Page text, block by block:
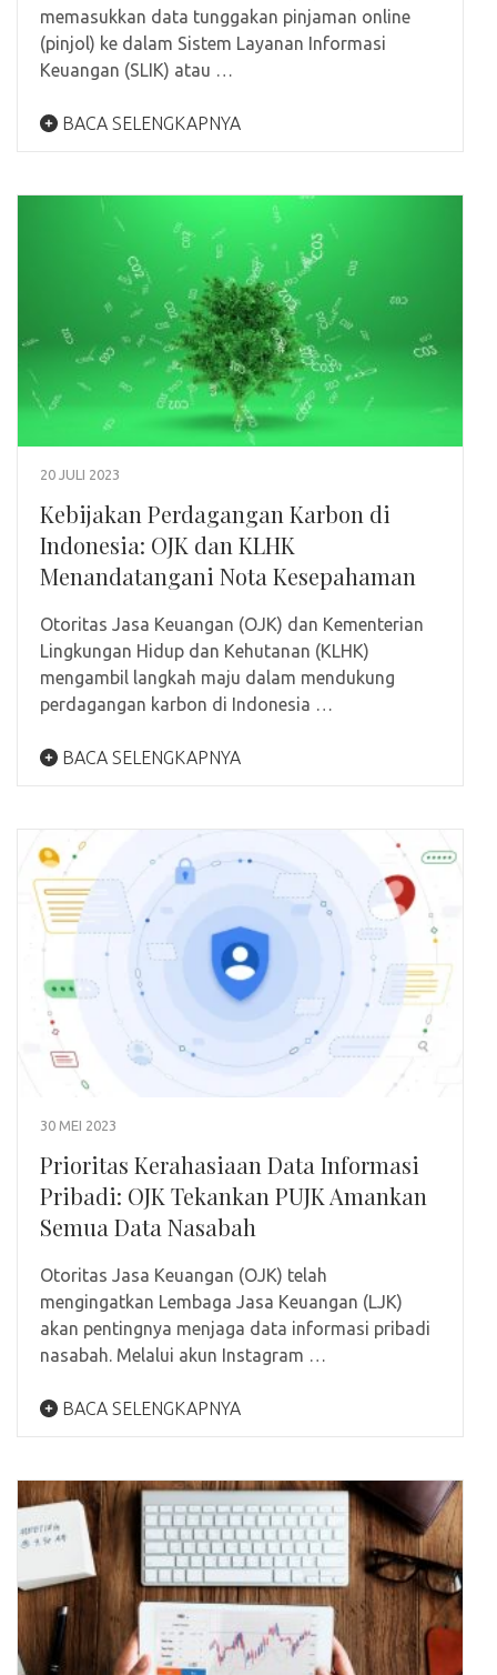
memasukkan data tunggakan pinjaman online
(pinjol) ke dalam Sistem Layanan Informasi
Keuangan (SLIK) atau …
BACA SELENGKAPNYA
20 JULI 2023
Kebijakan Perdagangan Karbon di
Indonesia: OJK dan KLHK
Menandatangani Nota Kesepahaman
Otoritas Jasa Keuangan (OJK) dan Kementerian
Lingkungan Hidup dan Kehutanan (KLHK)
mengambil langkah maju dalam mendukung
perdagangan karbon di Indonesia …
BACA SELENGKAPNYA
30 MEI 2023
Prioritas Kerahasiaan Data Informasi
Pribadi: OJK Tekankan PUJK Amankan
Semua Data Nasabah
Otoritas Jasa Keuangan (OJK) telah
mengingatkan Lembaga Jasa Keuangan (LJK)
akan pentingnya menjaga data informasi pribadi
nasabah. Melalui akun Instagram …
BACA SELENGKAPNYA